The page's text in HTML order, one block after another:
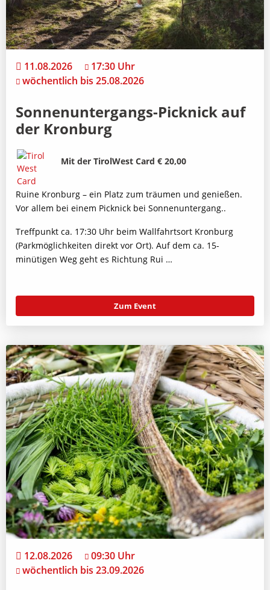
11.08.2026
17:30 Uhr
wöchentlich bis 25.08.2026
Sonnenuntergangs-Picknick auf
der Kronburg
Bild
Beschreibung
Mit der TirolWest Card € 20,00
Ruine Kronburg – ein Platz zum träumen und genießen.
Vor allem bei einem Picknick bei Sonnenuntergang..
Treffpunkt ca. 17:30 Uhr beim Wallfahrtsort Kronburg
(Parkmöglichkeiten direkt vor Ort). Auf dem ca. 15-
minütigen Weg geht es Richtung Rui …
Zum Event
12.08.2026
09:30 Uhr
wöchentlich bis 23.09.2026